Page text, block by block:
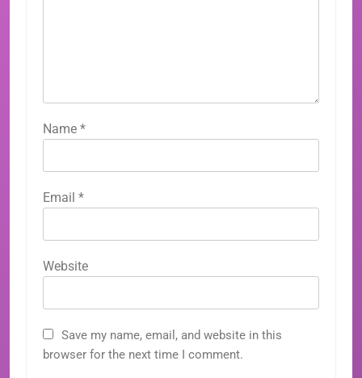
Name *
Email *
Website
Save my name, email, and website in this
browser for the next time I comment.